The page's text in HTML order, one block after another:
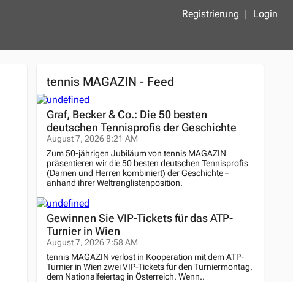
Registrierung
Login
tennis MAGAZIN - Feed
Graf, Becker & Co.: Die 50 besten
deutschen Tennisprofis der Geschichte
August 7, 2026 8:21 AM
Zum 50-jährigen Jubiläum von tennis MAGAZIN
präsentieren wir die 50 besten deutschen Tennisprofis
(Damen und Herren kombiniert) der Geschichte –
anhand ihrer Weltranglistenposition.
Gewinnen Sie VIP-Tickets für das ATP-
Turnier in Wien
August 7, 2026 7:58 AM
tennis MAGAZIN verlost in Kooperation mit dem ATP-
Turnier in Wien zwei VIP-Tickets für den Turniermontag,
dem Nationalfeiertag in Österreich. Wenn..